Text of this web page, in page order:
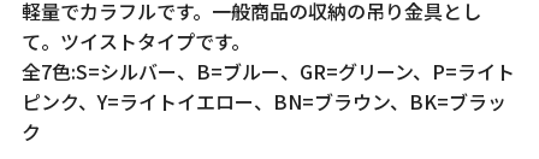
軽量でカラフルです。一般商品の収納の吊り金具とし
て。ツイストタイプです。
全7色:S=シルバー、B=ブルー、GR=グリーン、P=ライト
ピンク、Y=ライトイエロー、BN=ブラウン、BK=ブラッ
ク